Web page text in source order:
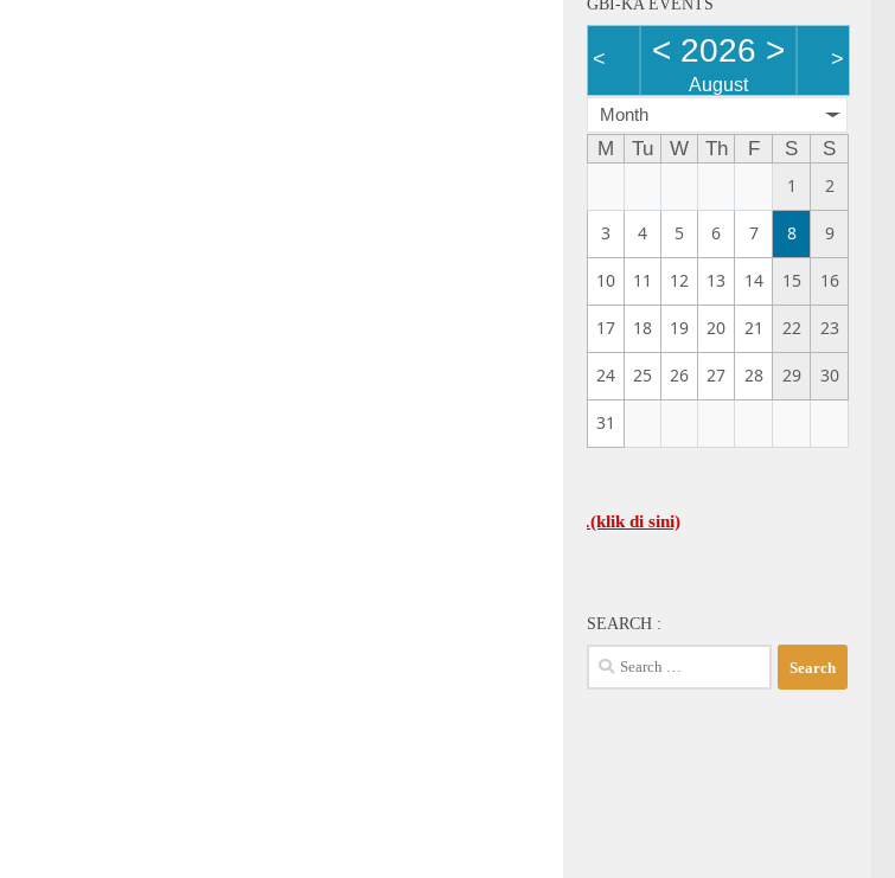
< < 2026 >
August
>
Month
M Tu W Th F S
S
1
2
3 4 5 6 7 8 9
10 11 12 13 14 15 16
17 18 19 20 21 22 23
24 25 26 27 28 29 30
31
JADWAL UMUM GBI-KA SELENGKAPNYA…(klik di sini)
SEARCH :
Search
for: